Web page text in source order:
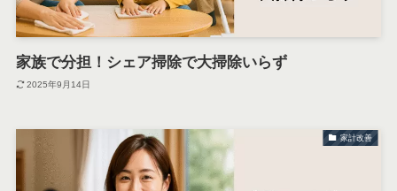
家族で分担！シェア掃除で大掃除いらず
2025年9月14日
家計改善